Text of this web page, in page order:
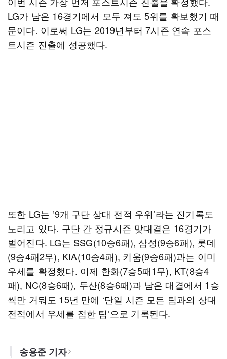
LG가 남은 16경기에서 모두 져도 5위를 확보했기 때
문이다. 이로써 LG는 2019년부터 7시즌 연속 포스
트시즌 진출에 성공했다.
또한 LG는 ‘9개 구단 상대 전적 우위’라는 진기록도
노리고 있다. 구단 간 정규시즌 맞대결은 16경기가
벌어진다. LG는 SSG(10승6패), 삼성(9승6패), 롯데
(9승4패2무), KIA(10승4패), 키움(9승6패)과는 이미
우세를 확정했다. 이제 한화(7승5패1무), KT(8승4
패), NC(8승6패), 두산(8승6패)과 남은 대결에서 1승
씩만 거둬도 15년 만에 ‘단일 시즌 모든 팀과의 상대
전적에서 우세를 점한 팀’으로 기록된다.
송용준 기자